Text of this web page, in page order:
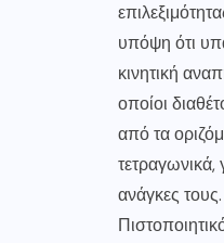
υπόψη ότι
κινητική
οποίοι
από τα
τετραγωνικά,
ανάγκες